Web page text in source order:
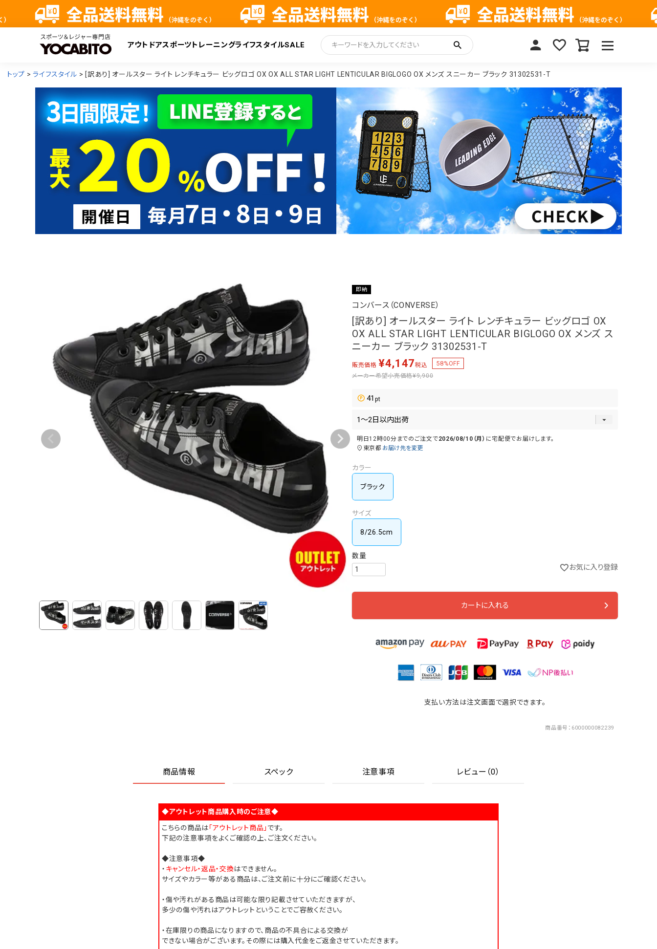
アウトドアスポーツ トレーニングライフスタイルSALE
検索
トップ ライフスタイル [訳あり] オールスター ライト レンチキュラー ビッグロゴ OX OX ALL STAR LIGHT LENTICULAR BIGLOGO OX メンズ スニーカー ブラック 31302531-T
即納
コンバース（CONVERSE）
[訳あり] オールスター ライト レンチキュラー ビッグロゴ OX
OX ALL STAR LIGHT LENTICULAR BIGLOGO OX メンズ ス
ニーカー ブラック 31302531-T
販売価格 ¥4,147税込 58%OFF
メーカー希望小売価格¥9,900
41
明日 12時00分 までのご注文で2026/08/10（月） に宅配便でお届けします。
東京都 お届け先を変更
カラー
ブラック
サイズ
8/26.5cm
お気に入り登録
カートに入れる
支払い方法は注文画面で選択できます。
商品番号 6000000082239
商品情報 スペック 注意事項 レビュー（0）
◆アウトレット商品購入時のご注意◆
こちらの商品は「アウトレット商品」 です。
下記の注意事項をよくご確認の上、ご注文ください。
◆注意事項◆
・ キャンセル・返品・交換はできません。
サイズやカラー等がある商品は、ご注文前に十分にご確認ください。
・傷や汚れがある商品は可能な限り記載させていただきますが、
多少の傷や汚れはアウトレットということでご容赦ください。
・在庫限りの商品になりますので、商品の不具合による交換が
できない場合がございます。その際には購入代金をご返金させていただきます。